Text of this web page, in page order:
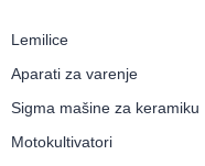
Lemilice
Aparati za varenje
Sigma mašine za keramiku
Motokultivatori